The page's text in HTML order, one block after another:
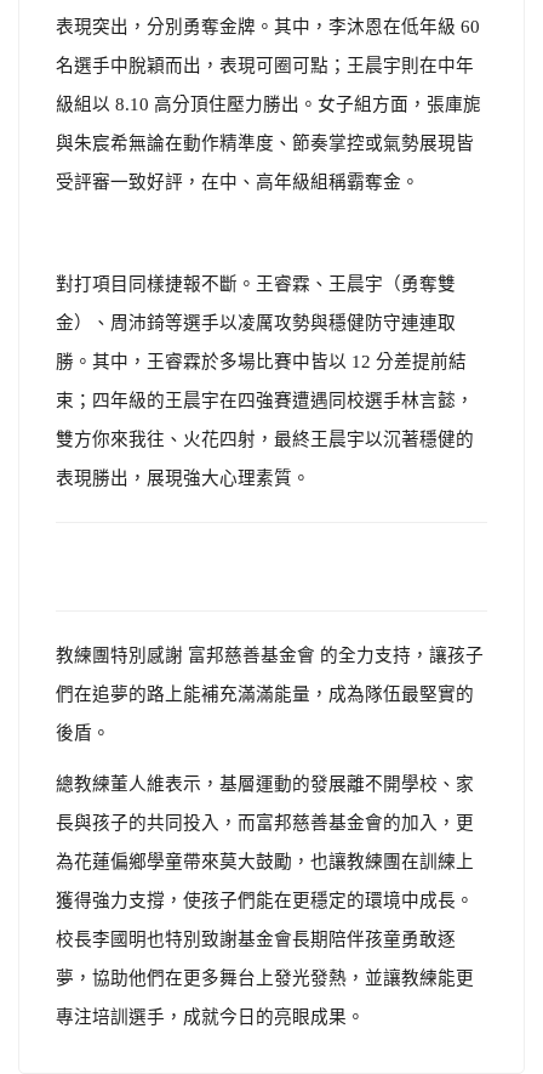
表現突出，分別勇奪金牌。其中，李沐恩在低年級 60
名選手中脫穎而出，表現可圈可點；王晨宇則在中年
級組以 8.10 高分頂住壓力勝出。女子組方面，張庫旎
與朱宸希無論在動作精準度、節奏掌控或氣勢展現皆
受評審一致好評，在中、高年級組稱霸奪金。
對打項目同樣捷報不斷。王睿霖、王晨宇（勇奪雙
金）、周沛錡等選手以凌厲攻勢與穩健防守連連取
勝。其中，王睿霖於多場比賽中皆以 12 分差提前結
束；四年級的王晨宇在四強賽遭遇同校選手林言懿，
雙方你來我往、火花四射，最終王晨宇以沉著穩健的
表現勝出，展現強大心理素質。
教練團特別感謝 富邦慈善基金會 的全力支持，讓孩子
們在追夢的路上能補充滿滿能量，成為隊伍最堅實的
後盾。
總教練董人維表示，基層運動的發展離不開學校、家
長與孩子的共同投入，而富邦慈善基金會的加入，更
為花蓮偏鄉學童帶來莫大鼓勵，也讓教練團在訓練上
獲得強力支撐，使孩子們能在更穩定的環境中成長。
校長李國明也特別致謝基金會長期陪伴孩童勇敢逐
夢，協助他們在更多舞台上發光發熱，並讓教練能更
專注培訓選手，成就今日的亮眼成果。